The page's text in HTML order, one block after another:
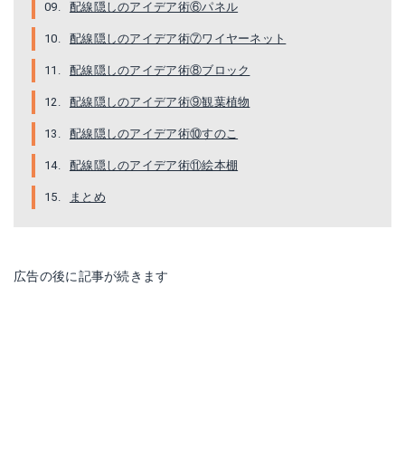
配線隠しのアイデア術⑥パネル
配線隠しのアイデア術⑦ワイヤーネット
配線隠しのアイデア術⑧ブロック
配線隠しのアイデア術⑨観葉植物
配線隠しのアイデア術⑩すのこ
配線隠しのアイデア術⑪絵本棚
まとめ
広告の後に記事が続きます